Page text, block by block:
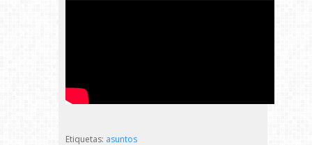
Etiquetas: asuntos